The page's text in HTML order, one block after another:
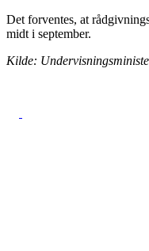
Det forventes, at
midt i september.
Kilde: